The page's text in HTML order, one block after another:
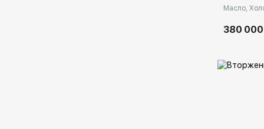
Масло,
380